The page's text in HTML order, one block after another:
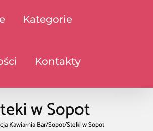
Kategorie
Kontakty
w Sopot
Kawiarnia Bar/Sopot/Steki w Sopot